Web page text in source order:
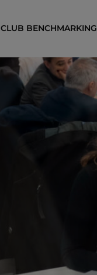
CLUB BENCHMARKING